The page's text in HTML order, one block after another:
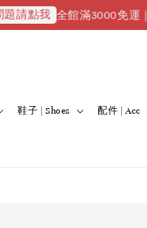
全館滿3000免運｜滿萬立即
鞋子 | Shoes 配件 | Acc